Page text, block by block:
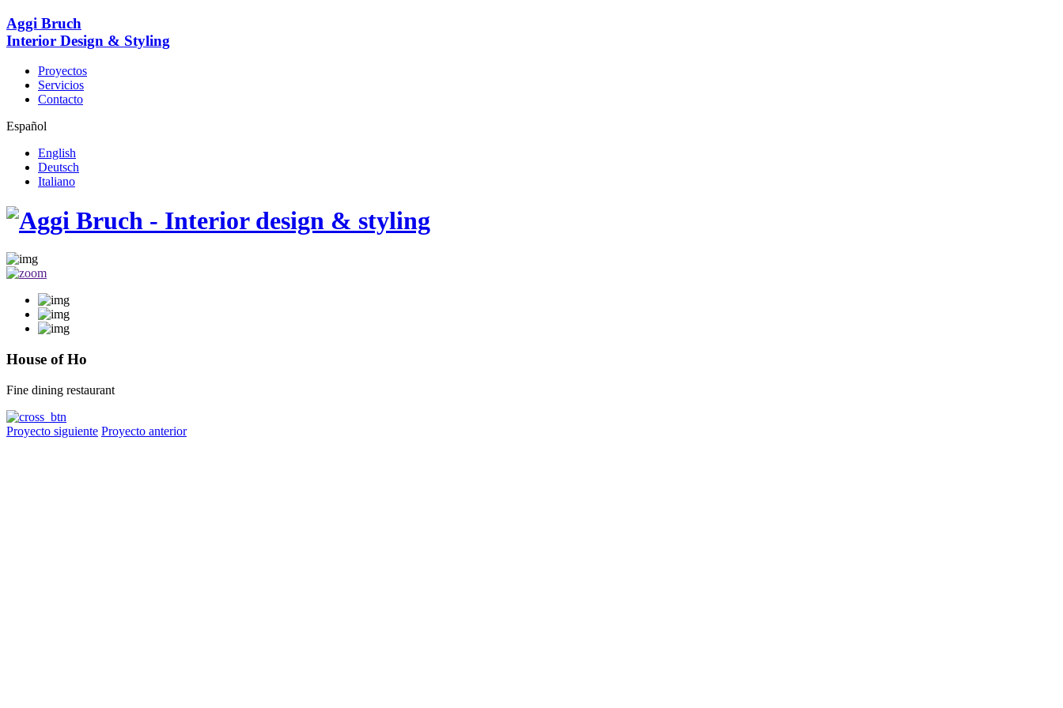
Aggi Bruch
Interior Design & Styling
Proyectos
Servicios
Contacto
Español
English
Deutsch
Italiano
House of Ho
Fine dining restaurant
Proyecto siguiente Proyecto anterior